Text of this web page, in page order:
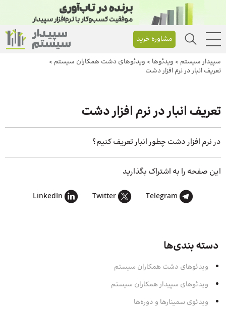
مشاوره خرید
سپیدار سیستم > ویدئوها > ویدئوهای دشت همکاران سیستم >
تعریف انبار در نرم افزار دشت
تعریف انبار در نرم افزار دشت
در نرم افزار دشت چطور انبار تعریف کنیم؟
این صفحه را به اشتراک بگذارید
Telegram
Twitter
LinkedIn
دسته بندی‌ها
ویدئوهای دشت همکاران سیستم
ویدئوهای سپیدار همکاران سیستم
ویدئوی سمینارها و دوره‌ها